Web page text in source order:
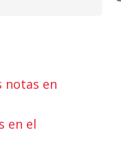
notas en
en el